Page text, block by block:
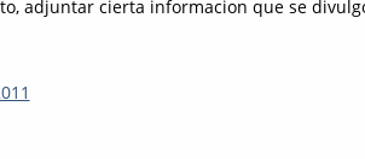
adjuntar cierta informacion que se